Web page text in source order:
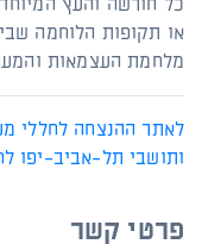
כל חורשה והעץ
או תקופות הלוחמה
מלחמת העצמאות
לאתר ההנצחה לחללי
ותושבי תל-אביב-יפו
פרטי קשר